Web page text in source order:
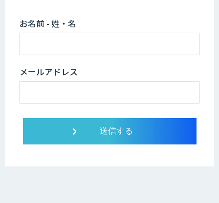
お名前 - 姓・名
メールアドレス